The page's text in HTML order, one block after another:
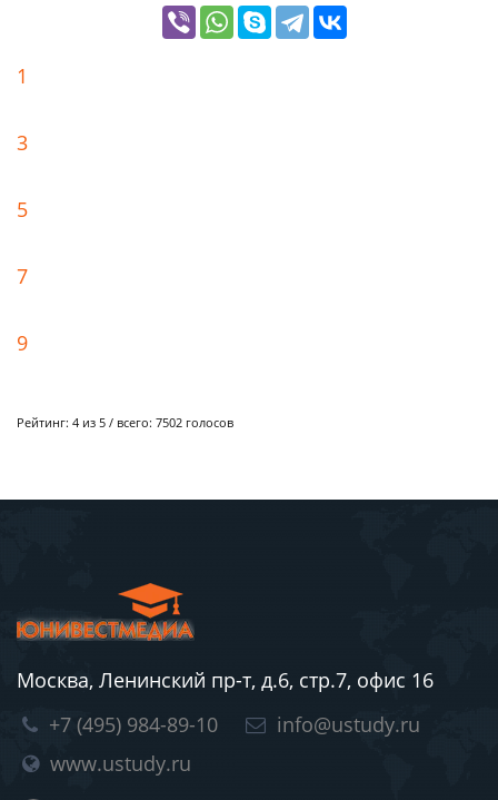
1
3
5
7
9
Рейтинг: 4 из 5 / всего: 7502 голосов
Москва, Ленинский пр-т, д.6, стр.7, офис 16
+7 (495) 984-89-10
info@ustudy.ru
www.ustudy.ru